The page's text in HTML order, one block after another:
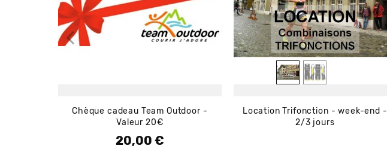
Chèque cadeau Team Outdoor -
Valeur 20€
Prix
20,00 €
Location Trifonction - week-end -
2/3 jours